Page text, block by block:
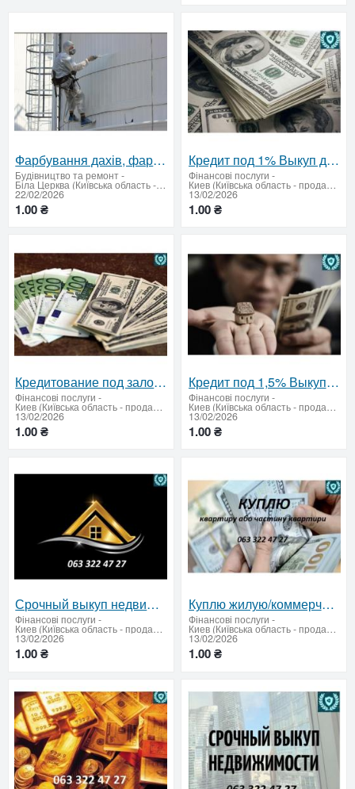
Фарбування дахів, фарбування складів, приміщень
Будівництво та ремонт-
Біла Церква (Київська область - продати купити)
22/02/2026
1.00 ₴
Кредит под 1% Выкуп до 80%
Фінансові послуги -
Киев (Київська область - продати купити)
13/02/2026
1.00 ₴
Кредитование под залог недвижимости за 36 часов Киев
Фінансові послуги -
Киев (Київська область - продати купити)
13/02/2026
1.00 ₴
Кредит под 1,5% Выкуп до 75% за 24 часа
Фінансові послуги -
Киев (Київська область - продати купити)
13/02/2026
1.00 ₴
Срочный выкуп недвижимости. До 75% от рыночной стоимости.
Фінансові послуги -
Киев (Київська область - продати купити)
13/02/2026
1.00 ₴
Куплю жилую/коммерческую недвижимость, землю Быстро Надежно
Фінансові послуги -
Киев (Київська область - продати купити)
13/02/2026
1.00 ₴